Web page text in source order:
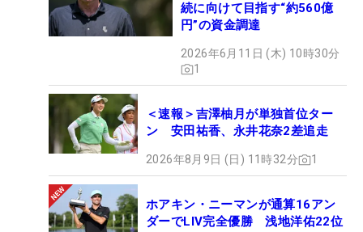
続に向けて目指す“約560億
円”の資金調達
2026年6月11日 (木) 10時30分
1
＜速報＞吉澤柚月が単独首位ター
ン 安田祐香、永井花奈2差追走
2026年8月9日 (日) 11時32分 1
ホアキン・ニーマンが通算16アン
ダーでLIV完全優勝 浅地洋佑22位